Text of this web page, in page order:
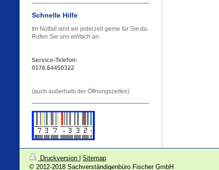
Schnelle Hilfe
Im Notfall sind wir jederzeit gerne für Sie da.
Rufen Sie uns einfach an:
Service-Telefon:
0176.64450322
(auch außerhalb der Öffnungszeiten)
Druckversion
Sitemap
© 2012-2018 Sachverständigenbüro Fischer GmbH